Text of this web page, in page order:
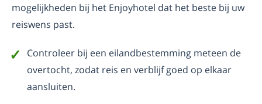
mogelijkheden bij het Enjoyhotel dat het beste bij uw
reiswens past.
Controleer bij een eilandbestemming meteen de
overtocht, zodat reis en verblijf goed op elkaar
aansluiten.